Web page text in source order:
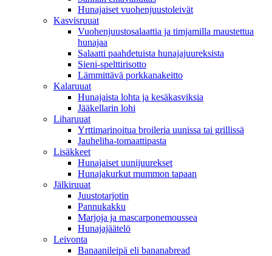
Hunajaiset vuohenjuustoleivät
Kasvisruuat
Vuohenjuustosalaattia ja timjamilla maustettua
hunajaa
Salaatti paahdetuista hunajajuureksista
Sieni-spelttirisotto
Lämmittävä porkkanakeitto
Kalaruuat
Hunajaista lohta ja kesäkasviksia
Jääkellarin lohi
Liharuuat
Yrttimarinoitua broileria uunissa tai grillissä
Jauheliha-tomaattipasta
Lisäkkeet
Hunajaiset uunijuurekset
Hunajakurkut mummon tapaan
Jälkiruuat
Juustotarjotin
Pannukakku
Marjoja ja mascarponemoussea
Hunajajäätelö
Leivonta
Banaanileipä eli bananabread